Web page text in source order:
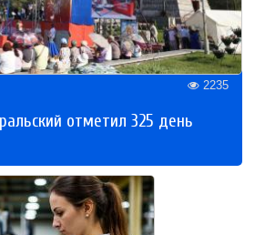
2235
отметил 325 день